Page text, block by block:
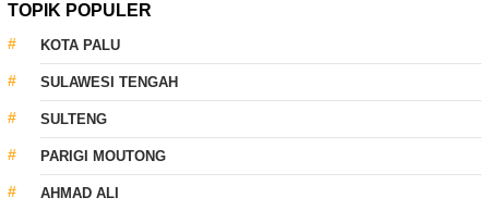
TOPIK POPULER
KOTA PALU
SULAWESI TENGAH
SULTENG
PARIGI MOUTONG
AHMAD ALI